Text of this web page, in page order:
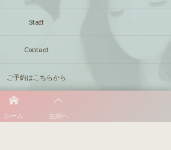
Staff
Contact
ご予約はこちらから
ホーム 先頭へ